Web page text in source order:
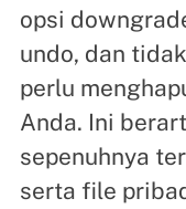
opsi
undo, dan
perlu
Anda. Ini
sepenuhnya
serta file